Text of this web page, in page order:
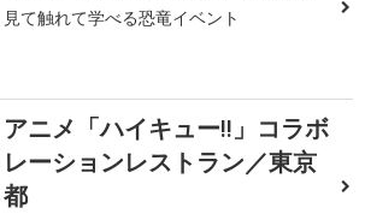
見て触れて学べる恐竜イベント
アニメ「ハイキュー!!」コラボ
レーションレストラン／東京
都